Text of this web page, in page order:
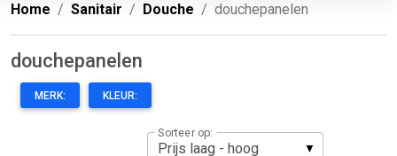
Home
Sanitair Douche douchepanelen
douchepanelen
MERK: KLEUR:
Sorteer op: